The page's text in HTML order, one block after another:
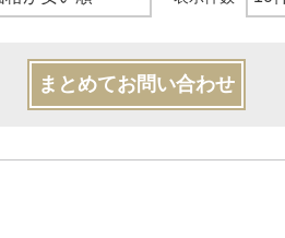
まとめてお問い合わせ